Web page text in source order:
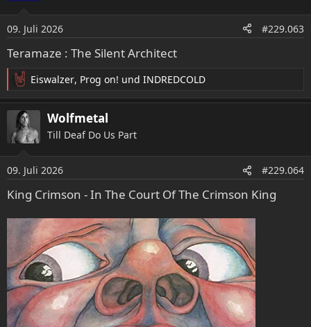
n
e
n
09. Juli 2026 #229.063
Teramaze : The Silent Architect
R
e
a
t
n
e
n
:
Eiswalzer, Prog on! und INDREDCOLD
Wolfmetal
Till Deaf Do Us Part
09. Juli 2026 #229.064
King Crimson - In The Court Of The Crimson King